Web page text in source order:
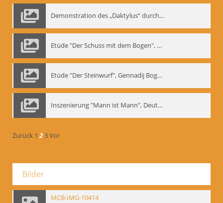
Demonstration des „Daktylus“ durch Gennadij Nikolajewitsch Bogdanow, Berlin 1991
Etüde "Der Schuss mit dem Bogen", Gennadij Bogdanow
Etüde "Der Steinwurf", Gennadij Bogdanow
Inszenierung "Mann ist Mann", Deutsches Theater Berlin, 1997
Zurück 1 23Vor
Bilder
MCB-IMG-10414